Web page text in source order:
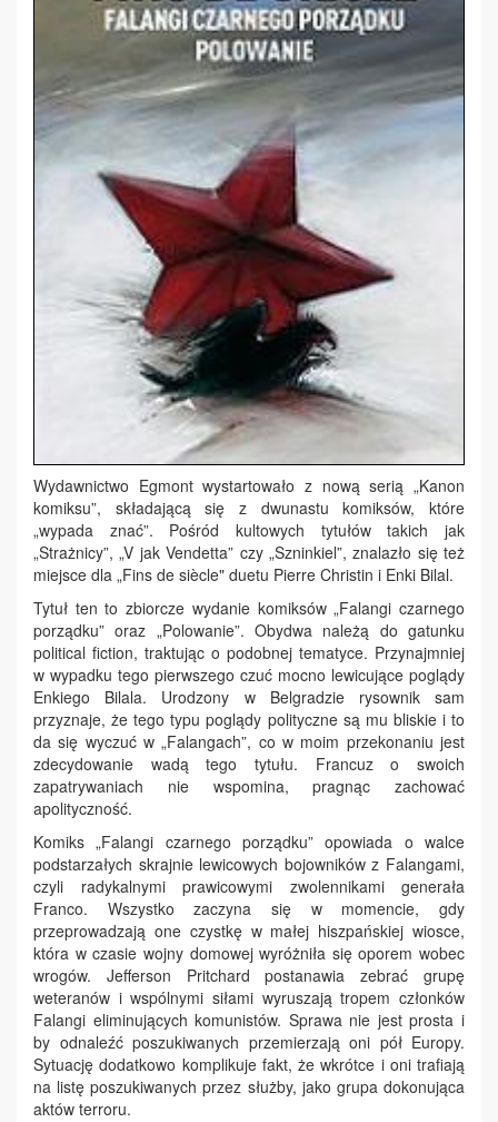
Wydawnictwo Egmont wystartowało z nową serią „Kanon
komiksu”, składającą się z dwunastu komiksów, które
„wypada znać”. Pośród kultowych tytułów takich jak
„Strażnicy”, „V jak Vendetta” czy „Szninkiel”, znalazło się też
miejsce dla „Fins de siècle" duetu Pierre Christin i Enki Bilal.
Tytuł ten to zbiorcze wydanie komiksów „Falangi czarnego
porządku” oraz „Polowanie”. Obydwa należą do gatunku
political fiction, traktując o podobnej tematyce. Przynajmniej
w wypadku tego pierwszego czuć mocno lewicujące poglądy
Enkiego Bilala. Urodzony w Belgradzie rysownik sam
przyznaje, że tego typu poglądy polityczne są mu bliskie i to
da się wyczuć w „Falangach”, co w moim przekonaniu jest
zdecydowanie wadą tego tytułu. Francuz o swoich
zapatrywaniach nie wspomina, pragnąc zachować
apolityczność.
Komiks „Falangi czarnego porządku” opowiada o walce
podstarzałych skrajnie lewicowych bojowników z Falangami,
czyli radykalnymi prawicowymi zwolennikami generała
Franco. Wszystko zaczyna się w momencie, gdy
przeprowadzają one czystkę w małej hiszpańskiej wiosce,
która w czasie wojny domowej wyróżniła się oporem wobec
wrogów. Jefferson Pritchard postanawia zebrać grupę
weteranów i wspólnymi siłami wyruszają tropem członków
Falangi eliminujących komunistów. Sprawa nie jest prosta i
by odnaleźć poszukiwanych przemierzają oni pół Europy.
Sytuację dodatkowo komplikuje fakt, że wkrótce i oni trafiają
na listę poszukiwanych przez służby, jako grupa dokonująca
aktów terroru.